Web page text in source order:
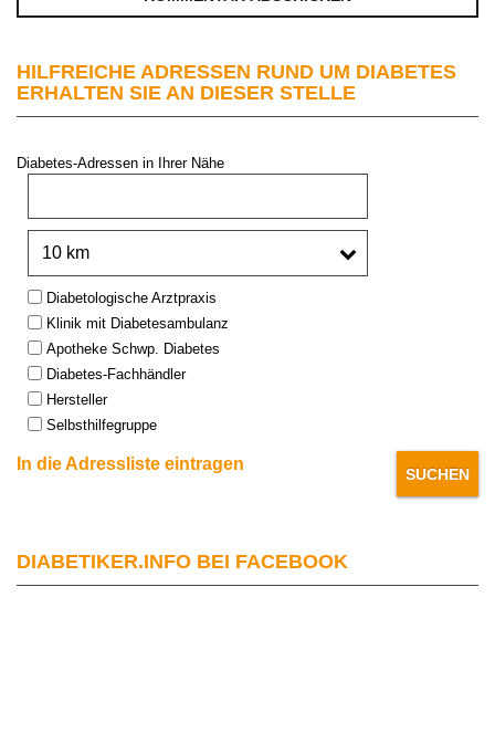
HILFREICHE ADRESSEN RUND UM DIABETES
ERHALTEN SIE AN DIESER STELLE
Diabetes-Adressen in Ihrer Nähe
Type:Diabetologische Arztpraxis
Klinik mit Diabetesambulanz
Apotheke Schwp. Diabetes
Diabetes-Fachhändler
Hersteller
Selbsthilfegruppe
In die Adressliste eintragen
DIABETIKER.INFO BEI FACEBOOK